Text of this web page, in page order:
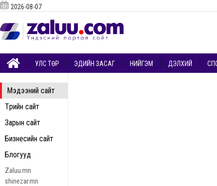
Мэдээний сайт
Төрийн сайт
Зарын сайт
Бизнесийн сайт
Блогууд
Zaluu.mn
shinezar.mn
2026-08-07
УЛС ТӨР ЭДИЙН ЗАСАГ НИЙГЭМ ДЭЛХИЙ